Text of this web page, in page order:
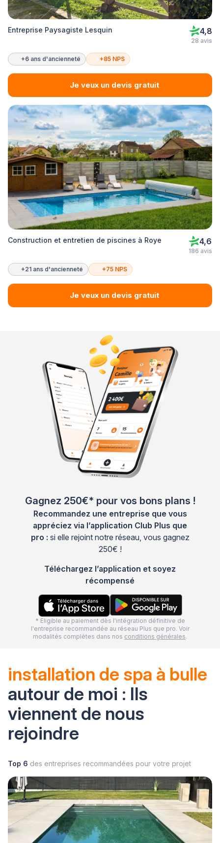
Entreprise Paysagiste Lesquin 4,8
28 avis
+6 ans d'ancienneté +85 NPS
Je veux un devis gratuit
Construction et entretien de piscines à Roye 4,6
186 avis
+21 ans d'ancienneté +75 NPS
Je veux un devis gratuit
Gagnez 250€* pour vos bons plans !
Recommandez une entreprise que vous
appréciez via l’application Club Plus que
pro : si elle rejoint notre réseau, vous gagnez
250€ !
Téléchargez l’application et soyez
récompensé
* Eligible au paiement dès l'intégration définitive de
l'entreprise recommandée au réseau Plus que pro. Voir
modalités complètes dans nos conditions générales.
installation de spa à bulle
autour de moi : Ils
viennent de nous
rejoindre
Top 6 des entreprises recommandées pour votre projet